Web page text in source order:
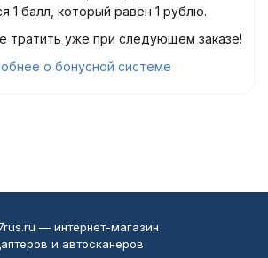
1 балл, который равен 1 рублю.
тратить уже при следующем заказе!
о бонусной системе
— интернет-магазин
и автосканеров